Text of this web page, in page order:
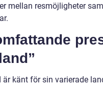
mellan resmöjligheter
är känt för sin varierade